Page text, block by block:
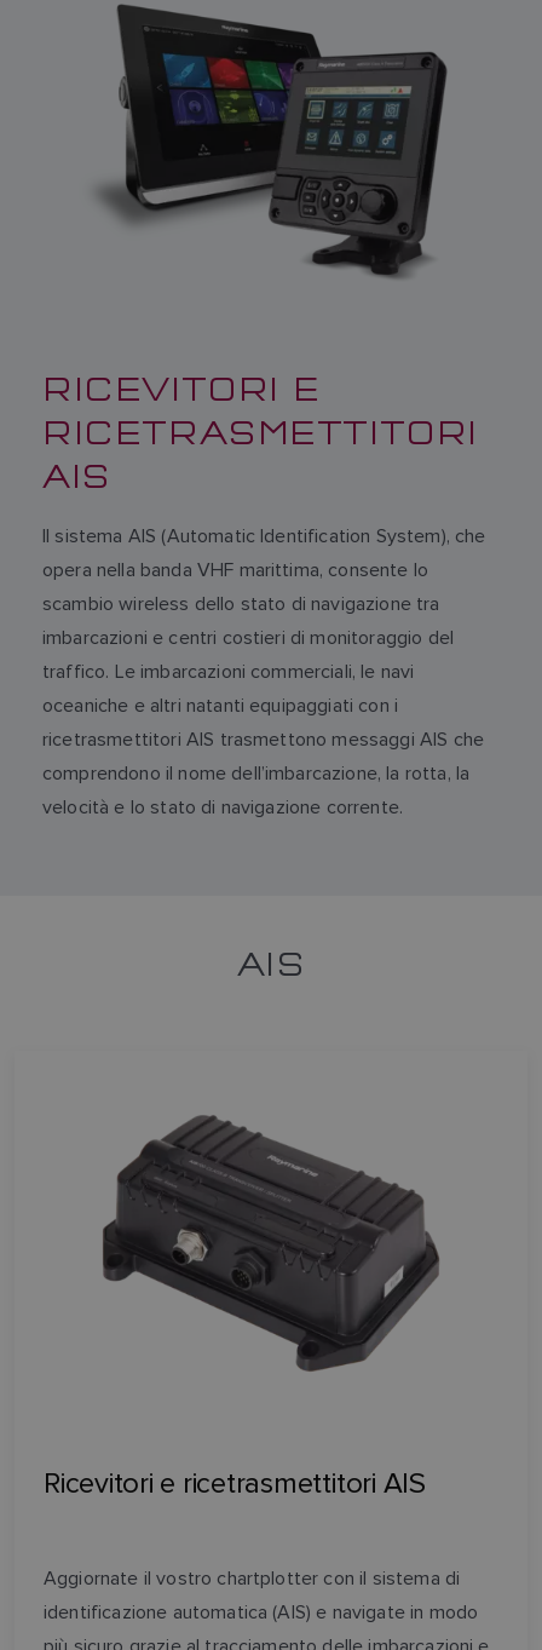
RICEVITORI E
RICETRASMETTITORI
AIS
Il sistema AIS (Automatic Identification System), che
opera nella banda VHF marittima, consente lo
scambio wireless dello stato di navigazione tra
imbarcazioni e centri costieri di monitoraggio del
traffico. Le imbarcazioni commerciali, le navi
oceaniche e altri natanti equipaggiati con i
ricetrasmettitori AIS trasmettono messaggi AIS che
comprendono il nome dell’imbarcazione, la rotta, la
velocità e lo stato di navigazione corrente.
AIS
Ricevitori e ricetrasmettitori AIS
Aggiornate il vostro chartplotter con il sistema di
identificazione automatica (AIS) e navigate in modo